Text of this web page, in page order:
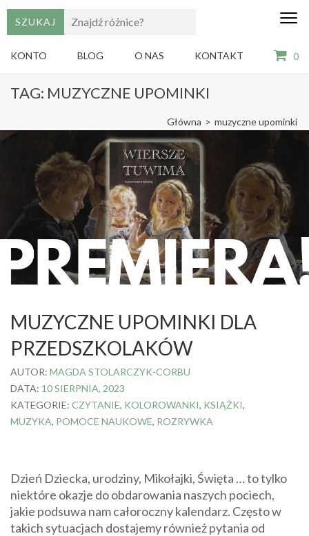
KONTO BLOG O NAS KONTAKT 0
(Press
Gry,
i
książki
TAG: MUZYCZNE UPOMINKI
Główna > muzyczne upominki
MUZYCZNE UPOMINKI DLA
PRZEDSZKOLAKÓW
AUTOR: MAGDA STOLARCZYK-CORBU
DATA: 10 SIERPNIA, 2023
KATEGORIE: CZYTANIE, KOLOROWANKI, KSIĄŻKI,
MUZYKA, POMOCE NAUKOWE, ROZRYWKA
Dzień Dziecka, urodziny, Mikołajki, Święta … to tylko
niektóre okazje do obdarowania naszych pociech,
jakie podsuwa nam całoroczny kalendarz. Często w
takich sytuacjach dostajemy również pytania od